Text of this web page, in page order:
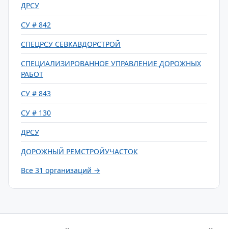
ДРСУ
СУ # 842
СПЕЦРСУ СЕВКАВДОРСТРОЙ
СПЕЦИАЛИЗИРОВАННОЕ УПРАВЛЕНИЕ ДОРОЖНЫХ
РАБОТ
СУ # 843
СУ # 130
ДРСУ
ДОРОЖНЫЙ РЕМСТРОЙУЧАСТОК
Все 31 организаций →